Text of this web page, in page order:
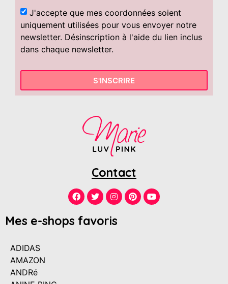
J'accepte que mes coordonnées soient
uniquement utilisées pour vous envoyer notre
newsletter. Désinscription à l'aide du lien inclus
dans chaque newsletter.
S'INSCRIRE
Contact
Mes e-shops favoris
ADIDAS
AMAZON
ANDRé